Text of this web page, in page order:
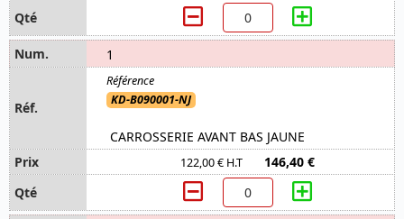
1
KD-B090001-NJ
CARROSSERIE AVANT BAS JAUNE
122,00 € H.T 146,40 €